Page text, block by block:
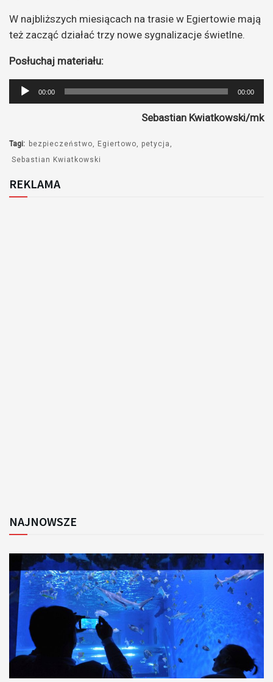
W najbliższych miesiącach na trasie w Egiertowie mają
też zacząć działać trzy nowe sygnalizacje świetlne.
Posłuchaj materiału:
Odtwarzacz
plików
00:00 00:00
Sebastian Kwiatkowski/mk
Tagi: bezpieczeństwo Egiertowo
petycja
Sebastian Kwiatkowski
REKLAMA
NAJNOWSZE